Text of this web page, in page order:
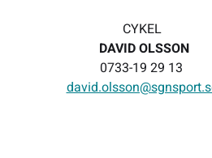
CYKEL
DAVID OLSSON
0733-19 29 13